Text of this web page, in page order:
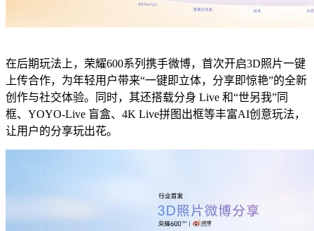
在后期玩法上，荣耀600系列携手微博，首次开启3D照片一键
上传合作，为年轻用户带来“一键即立体，分享即惊艳”的全新
创作与社交体验。同时，其还搭载分身 Live 和“世另我”同
框、YOYO-Live 盲盒、4K Live拼图出框等丰富AI创意玩法，
让用户的分享玩出花。